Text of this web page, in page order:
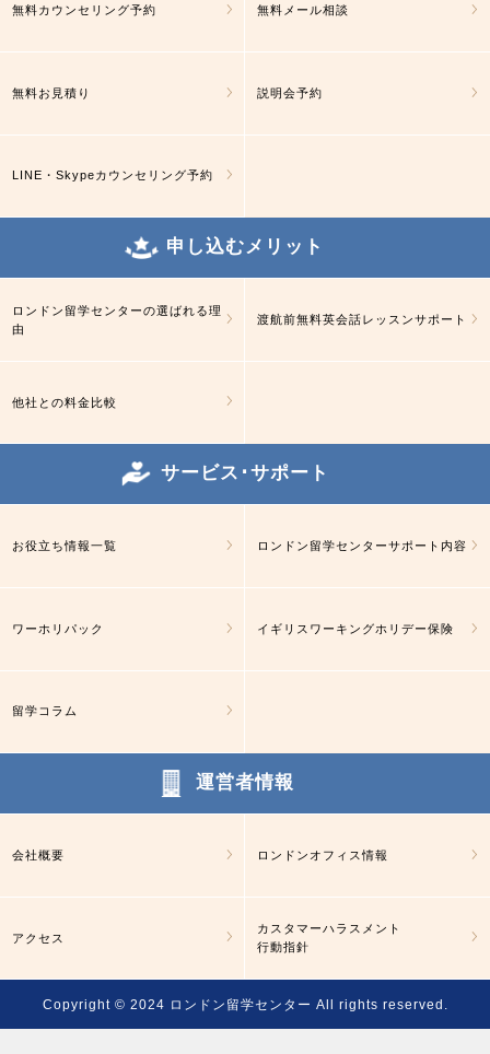
無料カウンセリング予約 無料メール相談
無料お見積り 説明会予約
LINE・Skypeカウンセリング予約
申し込むメリット
ロンドン留学センターの選ばれる理
由
渡航前無料英会話レッスンサポート
他社との料金比較
サービス･サポート
お役立ち情報一覧 ロンドン留学センターサポート内容
ワーホリパック イギリスワーキングホリデー保険
留学コラム
運営者情報
会社概要 ロンドンオフィス情報
アクセス
カスタマーハラスメント
行動指針
Copyright © 2024 ロンドン留学センター All rights reserved.